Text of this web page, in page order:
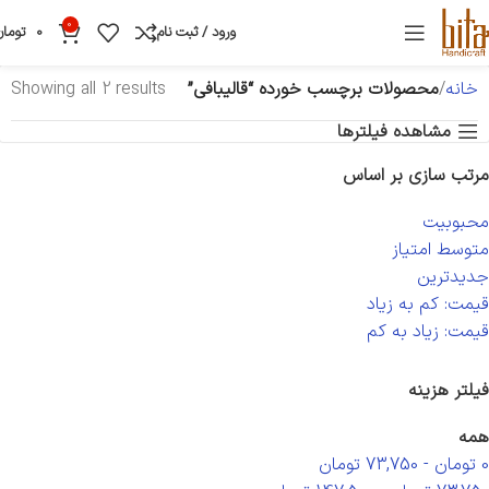
ورود / ثبت نام 0
0
خانه محصولات برچسب خورده “قالیبافی”
Showing all 2 results
مشاهده فیلترها
مرتب سازی بر اساس
محبوبیت
متوسط امتیاز
جدیدترین
قیمت: کم به زیاد
قیمت: زیاد به کم
فیلتر هزینه
همه
0 تومان -
73,750 تومان